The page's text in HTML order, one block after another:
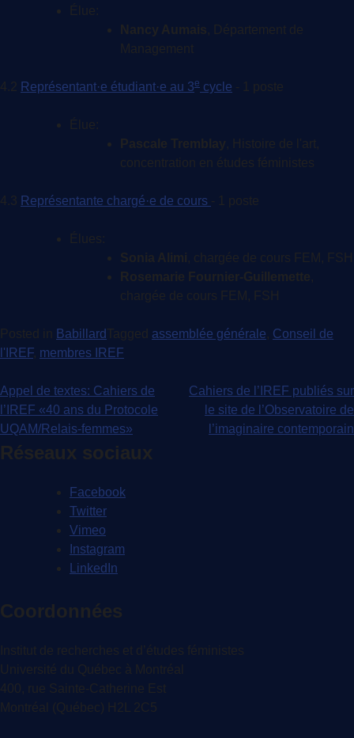
Élue:
Nancy Aumais, Département de
Management
4.2 Représentant·e étudiant·e au 3e cycle - 1 poste
Élue:
Pascale Tremblay, Histoire de l'art,
concentration en études féministes
4.3 Représentante chargé·e de cours - 1 poste
Élues:
Sonia Alimi, chargée de cours FEM, FSH
Rosemarie Fournier-Guillemette,
chargée de cours FEM, FSH
Posted in Babillard Tagged assemblée générale, Conseil de
l'IREF, membres IREF
Navigation
de
l'article
Appel de textes: Cahiers de
l’IREF «40 ans du Protocole
UQAM/Relais-femmes»
Cahiers de l’IREF publiés sur
le site de l’Observatoire de
l’imaginaire contemporain
Réseaux sociaux
Facebook
Twitter
Vimeo
Instagram
LinkedIn
Coordonnées
Institut de recherches et d’études féministes
Université du Québec à Montréal
400, rue Sainte-Catherine Est
Montréal (Québec) H2L 2C5